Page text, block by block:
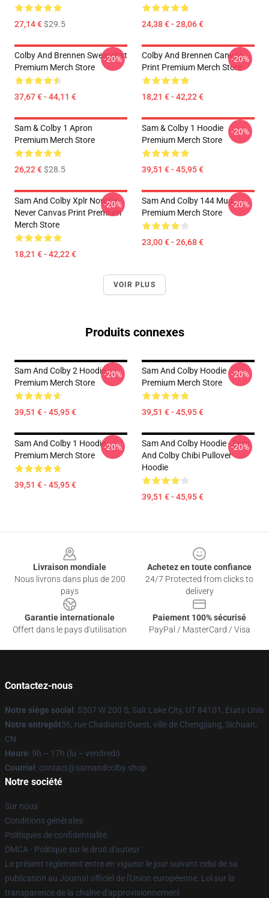
27,14 €$29.5 24,38 € - 28,06 €
Colby And Brennen Sweatshirt
Premium Merch Store
37,67 € - 44,11 €
-20%
Colby And Brennen Canvas
Print Premium Merch Store
18,21 € - 42,22 €
-20%
Sam & Colby 1 Apron
Premium Merch Store
26,22 €$28.5
Sam & Colby 1 Hoodie
Premium Merch Store
39,51 € - 45,95 €
-20%
Sam And Colby Xplr Now Or
Never Canvas Print Premium
Merch Store
18,21 € - 42,22 €
-20%
Sam And Colby 144 Mug
Premium Merch Store
23,00 € - 26,68 €
-20%
VOIR PLUS
Produits connexes
Sam And Colby 2 Hoodie
Premium Merch Store
39,51 € - 45,95 €
-20%
Sam And Colby Hoodie
Premium Merch Store
39,51 € - 45,95 €
-20%
Sam And Colby 1 Hoodie
Premium Merch Store
39,51 € - 45,95 €
-20%
Sam And Colby Hoodie - Sam
And Colby Chibi Pullover
Hoodie
39,51 € - 45,95 €
-20%
Livraison mondiale
Nous livrons dans plus de 200
pays
Achetez en toute confiance
24/7 Protected from clicks to
delivery
Garantie internationale
Offert dans le pays d'utilisation
Paiement 100% sécurisé
PayPal / MasterCard / Visa
Contactez-nous
Notre siège social : 5307 W 200 S, Salt Lake City, UT 84101, États-Unis
Notre entrepôt36, rue Chadianzi Ouest, ville de Chengjiang, Sichuan,
CN
Heure: 9h – 17h (lu – vendredi)
Courriel : contact@samandcolby.shop
Notre société
Sur nous
Conditions générales
Politiques de confidentialité
DMCA - Politique sur le droit d'auteur
Le présent règlement entre en vigueur le jour suivant celui de sa
publication au Journal officiel de l'Union européenne. Loi sur la
transparence de la chaîne d'approvisionnement